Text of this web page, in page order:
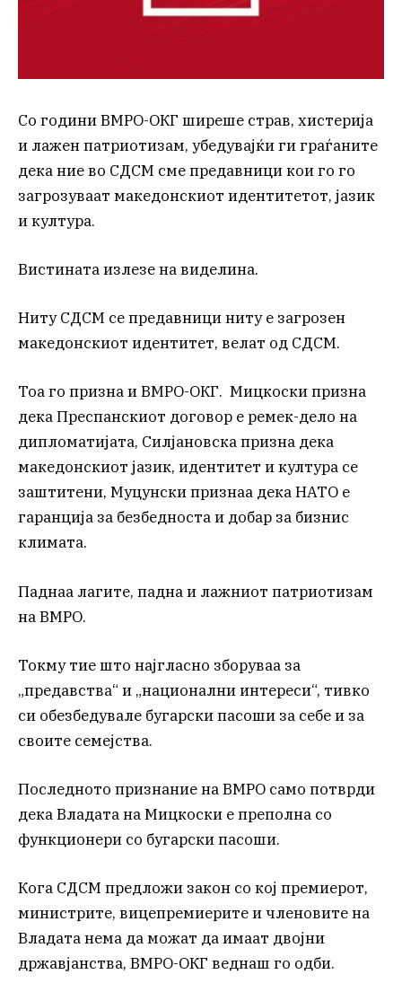
Со години ВМРО-ОКГ ширеше страв, хистерија
и лажен патриотизам, убедувајќи ги граѓаните
дека ние во СДСМ сме предавници кои го го
загрозуваат македонскиот идентитетот, јазик
и култура.
Вистината излезе на виделина.
Ниту СДСМ се предавници ниту е загрозен
македонскиот идентитет, велат од СДСМ.
Тоа го призна и ВМРО-ОКГ. Мицкоски призна
дека Преспанскиот договор е ремек-дело на
дипломатијата, Силјановска призна дека
македонскиот јазик, идентитет и култура се
заштитени, Муцунски признаа дека НАТО е
гаранција за безбедноста и добар за бизнис
климата.
Паднаа лагите, падна и лажниот патриотизам
на ВМРО.
Токму тие што најгласно зборуваа за
„предавства“ и „национални интереси“, тивко
си обезбедувале бугарски пасоши за себе и за
своите семејства.
Последното признание на ВМРО само потврди
дека Владата на Мицкоски е преполна со
функционери со бугарски пасоши.
Кога СДСМ предложи закон со кој премиерот,
министрите, вицепремиерите и членовите на
Владата нема да можат да имаат двојни
државјанства, ВМРО-ОКГ веднаш го одби.